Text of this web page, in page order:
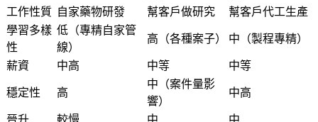
工作性質 自家藥物研發 幫客戶做研究
幫客戶代工生產
學習多樣
性
低（專精自家管
線）
高（各種案子） 中（製程專精）
薪資 中高 中等 中等
穩定性 高
中（案件量影
響）
中高
晉升 較慢 中 中